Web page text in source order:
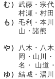
む） 武藤・宗
村瀬・村
も） 毛利・本
山・諸熊
や）
八木・八
岡・山川
名・ 山道
ゆ） 結城・湯川